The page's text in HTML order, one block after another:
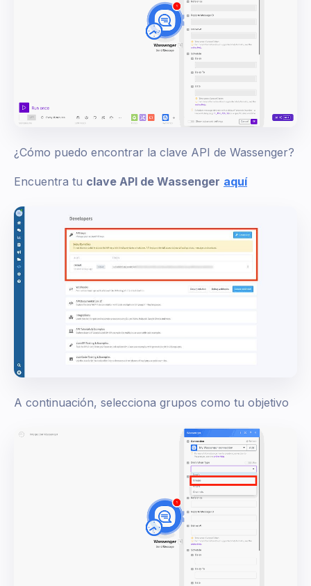
¿Cómo puedo encontrar la clave API de Wassenger?
Encuentra tu clave API de Wassenger aquí
A continuación, selecciona grupos como tu objetivo